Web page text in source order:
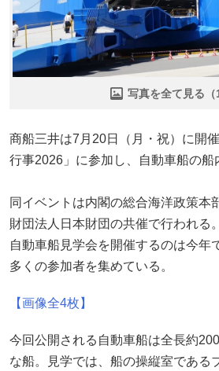
写真を全て見る（
商船三井は7月20日（月・祝）に開
行事2026」に参加し、自動車船の船
同イベントは内閣の総合海洋政策本
財団法人日本財団の共催で行われる
自動車船見学会を開催するのは今年
多くの参加者を集めている。
【画像全4枚】
今回公開される自動車船は全長約
な船。見学では、船の操縦室である